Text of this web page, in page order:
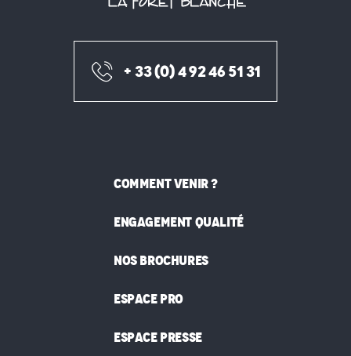
+ 33 (0) 4 92 46 51 31
COMMENT VENIR ?
ENGAGEMENT QUALITÉ
NOS BROCHURES
ESPACE PRO
ESPACE PRESSE